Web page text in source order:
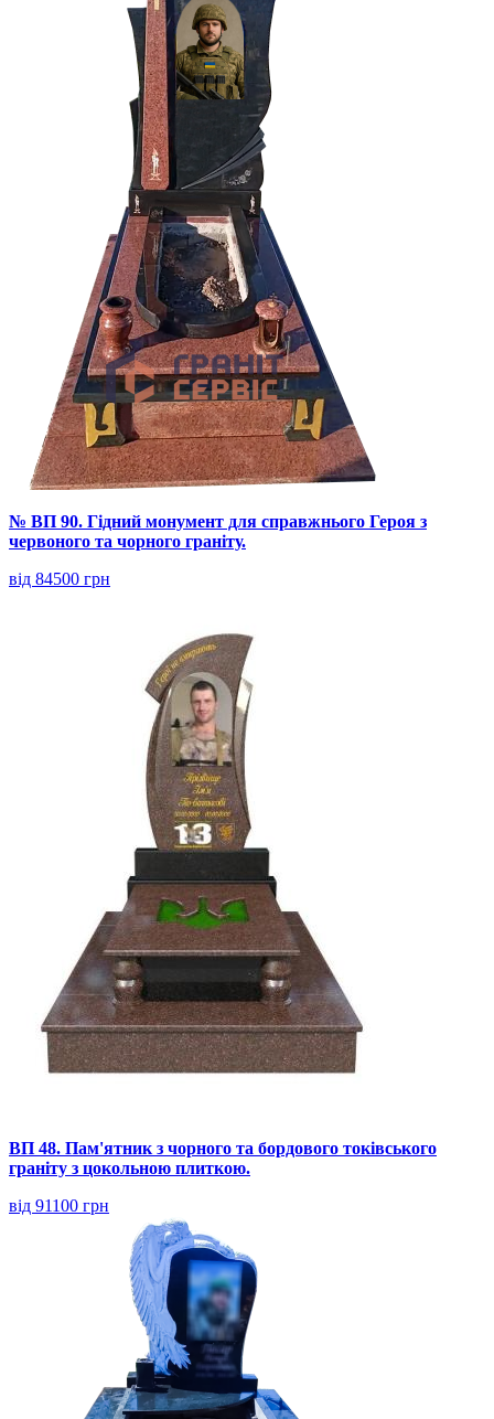
№ ВП 90. Гідний монумент для справжнього Героя з
червоного та чорного граніту.
від 84500 грн
ВП 48. Пам'ятник з чорного та бордового токівського
граніту з цокольною плиткою.
від 91100 грн